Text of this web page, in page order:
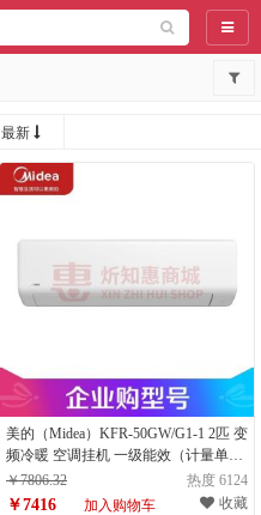
导航
最新
美的（Midea）KFR-50GW/G1-1 2匹 变
频冷暖 空调挂机 一级能效（计量单
位：台）
￥7806.32 热度 6124
￥7416 加入购物车 收藏